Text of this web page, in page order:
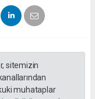
sitemizin
muhataplar